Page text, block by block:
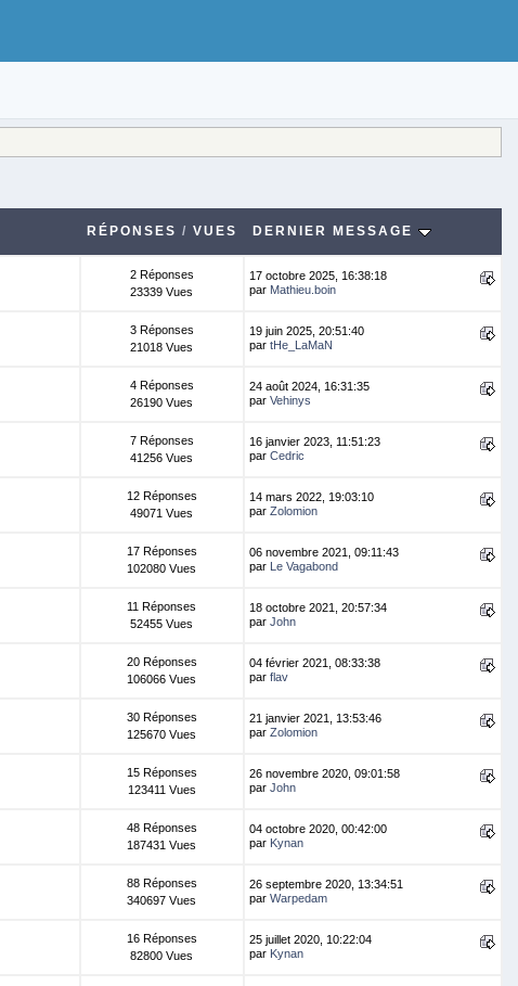
RÉPONSES / VUES DERNIER MESSAGE
2 Réponses
23339 Vues
17 octobre 2025, 16:38:18
par Mathieu.boin
3 Réponses
21018 Vues
19 juin 2025, 20:51:40
par tHe_LaMaN
4 Réponses
26190 Vues
24 août 2024, 16:31:35
par Vehinys
7 Réponses
41256 Vues
16 janvier 2023, 11:51:23
par Cedric
12 Réponses
49071 Vues
14 mars 2022, 19:03:10
par Zolomion
17 Réponses
102080 Vues
06 novembre 2021, 09:11:43
par Le Vagabond
11 Réponses
52455 Vues
18 octobre 2021, 20:57:34
par John
20 Réponses
106066 Vues
04 février 2021, 08:33:38
par flav
30 Réponses
125670 Vues
21 janvier 2021, 13:53:46
par Zolomion
15 Réponses
123411 Vues
26 novembre 2020, 09:01:58
par John
48 Réponses
187431 Vues
04 octobre 2020, 00:42:00
par Kynan
88 Réponses
340697 Vues
26 septembre 2020, 13:34:51
par Warpedam
16 Réponses
82800 Vues
25 juillet 2020, 10:22:04
par Kynan